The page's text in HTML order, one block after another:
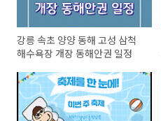
강릉 속초 양양 동해 고성 삼척
해수욕장 개장 동해안권 일정